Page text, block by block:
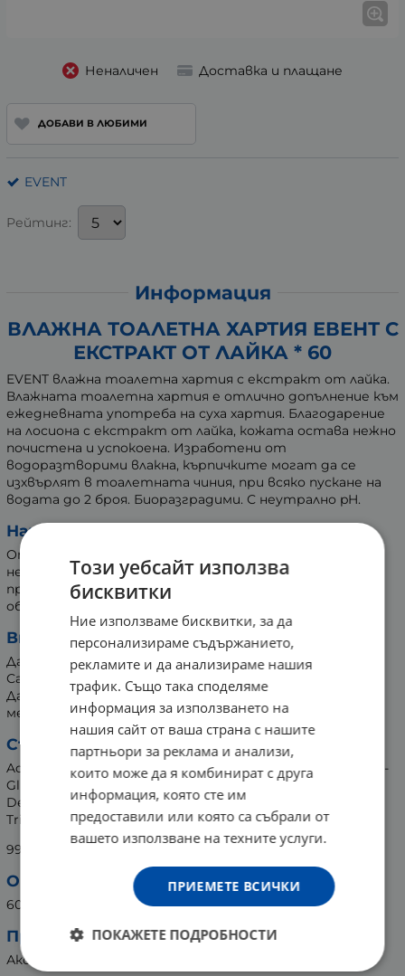
Неналичен Доставка и плащане
ДОБАВИ В ЛЮБИМИ
EVENT
Рейтинг:
Информация
ВЛАЖНА ТОАЛЕТНА ХАРТИЯ ЕВЕНТ С
ЕКСТРАКТ ОТ ЛАЙКА * 60
EVENT влажна тоалетна хартия с екстракт от лайка.
Влажната тоалетна хартия е отлично допълнение към
ежедневната употреба на суха хартия. Благодарение
на лосиона с екстракт от лайка, кожата остава нежно
почистена и успокоена. Изработени от
водоразтворими влакна, кърпичките могат да се
изхвърлят в тоалетната чиния, при всяко пускане на
водата до 2 броя. Биоразградими. С неутрално pH.
Начин на употреба:
Отлепете стикера, след което изтеглете
необходимото количество кърпички. За да запазите
продукта от изсушаване и замърсяване, залепете
обратно стикера.
Внимание!
Да се избягва пряк контакт с очите!
Само за външна употреба!
Да се съхранява в закрити, хладни, сухи и проветриви
места при температура до 5°C до 25°C.
Състав:
Aqua, PEG-7 Cocoglycerides, Polysorbate 20, Glycerin, Coco-
Glucoside, Glyceryl Oleate, Phenoxyethanol, Benzoic Acid,
Dehydroacetic Acid, Chamomilla Recutita Extract, Parfum,
Triethanolamine.
99% съставка от естествен произход
Опаковка:
60 броя
Производител:
Аксон България АД, България
Този уебсайт използва
бисквитки
Ние използваме бисквитки, за да
персонализираме съдържанието,
рекламите и да анализираме нашия
трафик. Също така споделяме
информация за използването на
нашия сайт от ваша страна с нашите
партньори за реклама и анализи,
които може да я комбинират с друга
информация, която сте им
предоставили или която са събрали от
вашето използване на техните услуги.
ПРИЕМЕТЕ ВСИЧКИ
ПОКАЖЕТЕ ПОДРОБНОСТИ